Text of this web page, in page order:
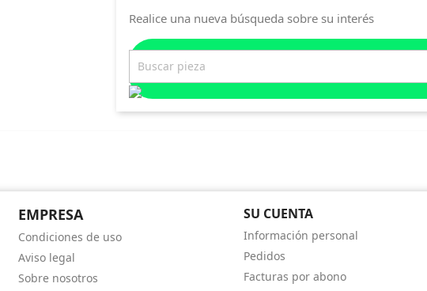
Realice una nueva búsqueda sobre su interés
EMPRESA
Condiciones de uso
Aviso legal
Sobre nosotros
SU CUENTA
Información personal
Pedidos
Facturas por abono